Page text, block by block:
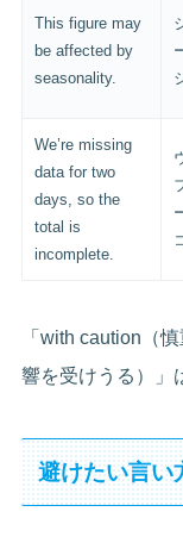
This figure may
be affected by
seasonality.
We’re missing
data for two
days, so the
total is
incomplete.
「with caution（
響を受けうる）」
避けたい言い